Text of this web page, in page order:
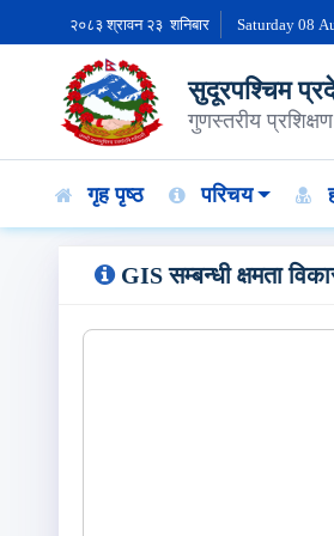
२०८३ श्रावन २३ शनिबार Saturday 08
सुदूरपश्चिम
गुणस्तरीय
गृह पृष्ठ परिचय
GIS सम्‍बन्‍धी क्षमता